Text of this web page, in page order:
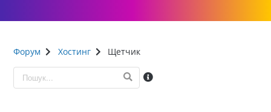
Форум Хостинг Щетчик